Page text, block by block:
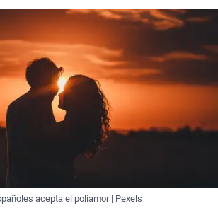
acepta el poliamor | Pexels